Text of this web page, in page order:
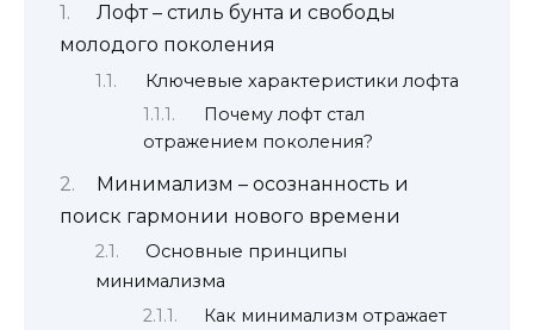
Лофт – стиль бунта и свободы
молодого поколения
Ключевые характеристики лофта
Почему лофт стал
отражением поколения?
Минимализм – осознанность и
поиск гармонии нового времени
Основные принципы
минимализма
Как минимализм отражает